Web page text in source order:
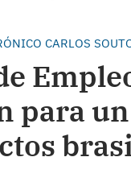
CARLOS
para